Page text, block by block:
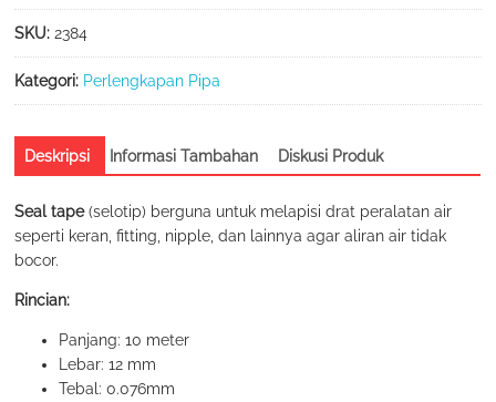
SKU:2384
Kategori: Perlengkapan Pipa
Deskripsi Informasi Tambahan Diskusi Produk
Seal tape(selotip) berguna untuk melapisi drat peralatan air
seperti keran, fitting, nipple, dan lainnya agar aliran air tidak
bocor.
Rincian:
Panjang: 10 meter
Lebar: 12 mm
Tebal: 0.076mm